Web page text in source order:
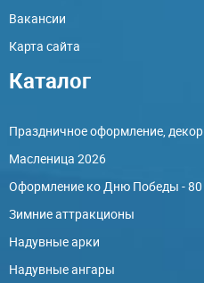
Вакансии
Карта сайта
Каталог
Праздничное оформление, декор
Масленица 2026
Оформление ко Дню Победы - 80
Зимние аттракционы
Надувные арки
Надувные ангары